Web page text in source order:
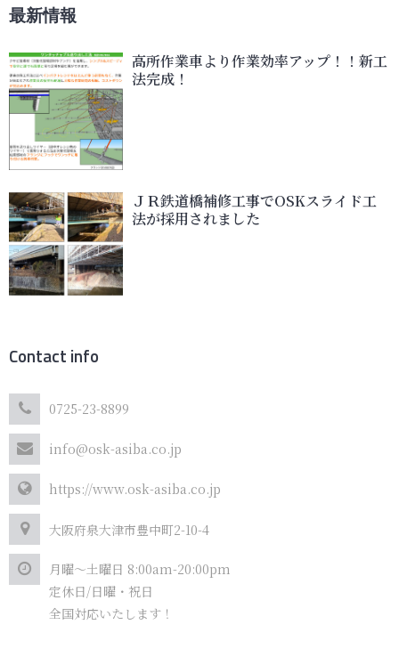
最新情報
高所作業車より作業効率アップ！！新工
法完成！
ＪＲ鉄道橋補修工事でOSKスライド工
法が採用されました
Contact info
0725-23-8899
info@osk-asiba.co.jp
https://www.osk-asiba.co.jp
大阪府泉大津市豊中町2-10-4
月曜～土曜日 8:00am-20:00pm
定休日/日曜・祝日
全国対応いたします！